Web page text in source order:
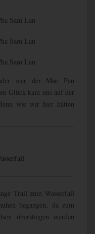
war der Mae Pan
Glück kam uns auf der
wie wir hier hätten
Trail zum Wasserfall
begangen, da zum
überstiegen werden